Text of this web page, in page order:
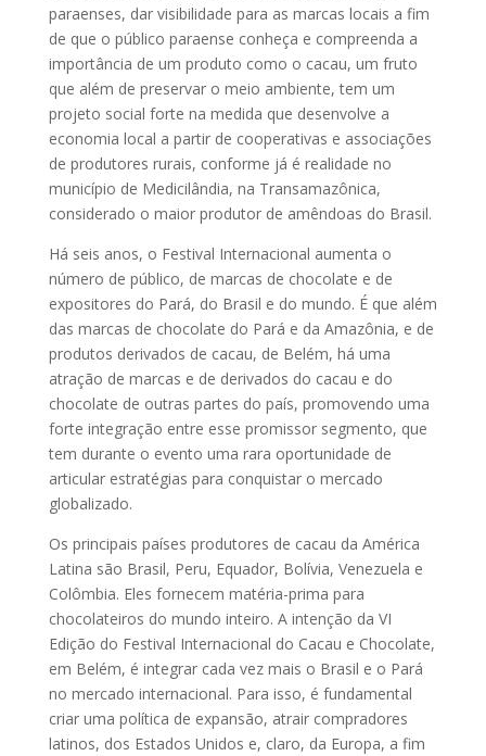
paraenses, dar visibilidade para as marcas locais a fim
de que o público paraense conheça e compreenda a
importância de um produto como o cacau, um fruto
que além de preservar o meio ambiente, tem um
projeto social forte na medida que desenvolve a
economia local a partir de cooperativas e associações
de produtores rurais, conforme já é realidade no
município de Medicilândia, na Transamazônica,
considerado o maior produtor de amêndoas do Brasil.
Há seis anos, o Festival Internacional aumenta o
número de público, de marcas de chocolate e de
expositores do Pará, do Brasil e do mundo. É que além
das marcas de chocolate do Pará e da Amazônia, e de
produtos derivados de cacau, de Belém, há uma
atração de marcas e de derivados do cacau e do
chocolate de outras partes do país, promovendo uma
forte integração entre esse promissor segmento, que
tem durante o evento uma rara oportunidade de
articular estratégias para conquistar o mercado
globalizado.
Os principais países produtores de cacau da América
Latina são Brasil, Peru, Equador, Bolívia, Venezuela e
Colômbia. Eles fornecem matéria-prima para
chocolateiros do mundo inteiro. A intenção da VI
Edição do Festival Internacional do Cacau e Chocolate,
em Belém, é integrar cada vez mais o Brasil e o Pará
no mercado internacional. Para isso, é fundamental
criar uma política de expansão, atrair compradores
latinos, dos Estados Unidos e, claro, da Europa, a fim